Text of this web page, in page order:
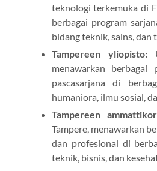
teknologi terkemuka di
berbagai program
bidang teknik, sains, dan
Tampereen yliopisto:
menawarkan berbagai
pascasarjana di
humaniora, ilmu sosial,
Tampereen
Tampere, menawarkan
dan profesional di
teknik, bisnis, dan